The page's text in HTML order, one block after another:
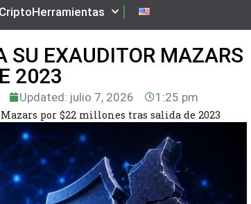
CriptoHerramientas
SU EXAUDITOR MAZARS
2023
Updated: julio 7, 2026 1:25 pm
por $22 millones tras salida de 2023